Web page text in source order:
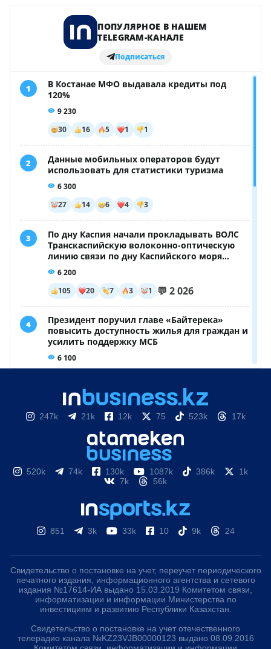
247k 21k 12k 75 523k 17k
520k 74k 130k 1087k 386k
1k
7k
56k
851 3k 33k 10 9k 24
Свидетельство о постановке на учет, переучет периодического
печатного издания, информационного агентства и сетевого
издания №17614-ИА выдано 15.03.2019 Комитетом связи,
информатизации и информации Министерства по
инвестициям и развитию Республики Казахстан.
Свидетельство о постановке на учет отечественного
телерадио канала №KZ23VJB00000123 выдано 08.09.2016